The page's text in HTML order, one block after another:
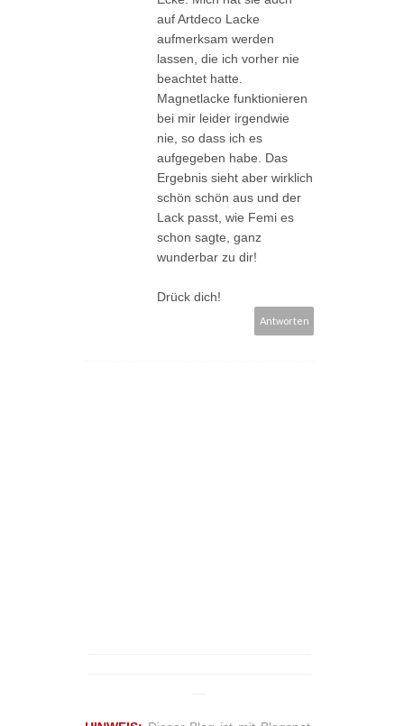
auf Artdeco Lacke
aufmerksam werden
lassen, die ich vorher nie
beachtet hatte.
Magnetlacke funktionieren
bei mir leider irgendwie
nie, so dass ich es
aufgegeben habe. Das
Ergebnis sieht aber wirklich
schön schön aus und der
Lack passt, wie Femi es
schon sagte, ganz
wunderbar zu dir!
Drück dich!
Antworten